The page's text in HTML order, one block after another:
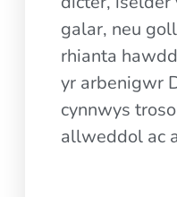
galar, neu
rhianta
yr arbenigwr
cynnwys
allweddol ac